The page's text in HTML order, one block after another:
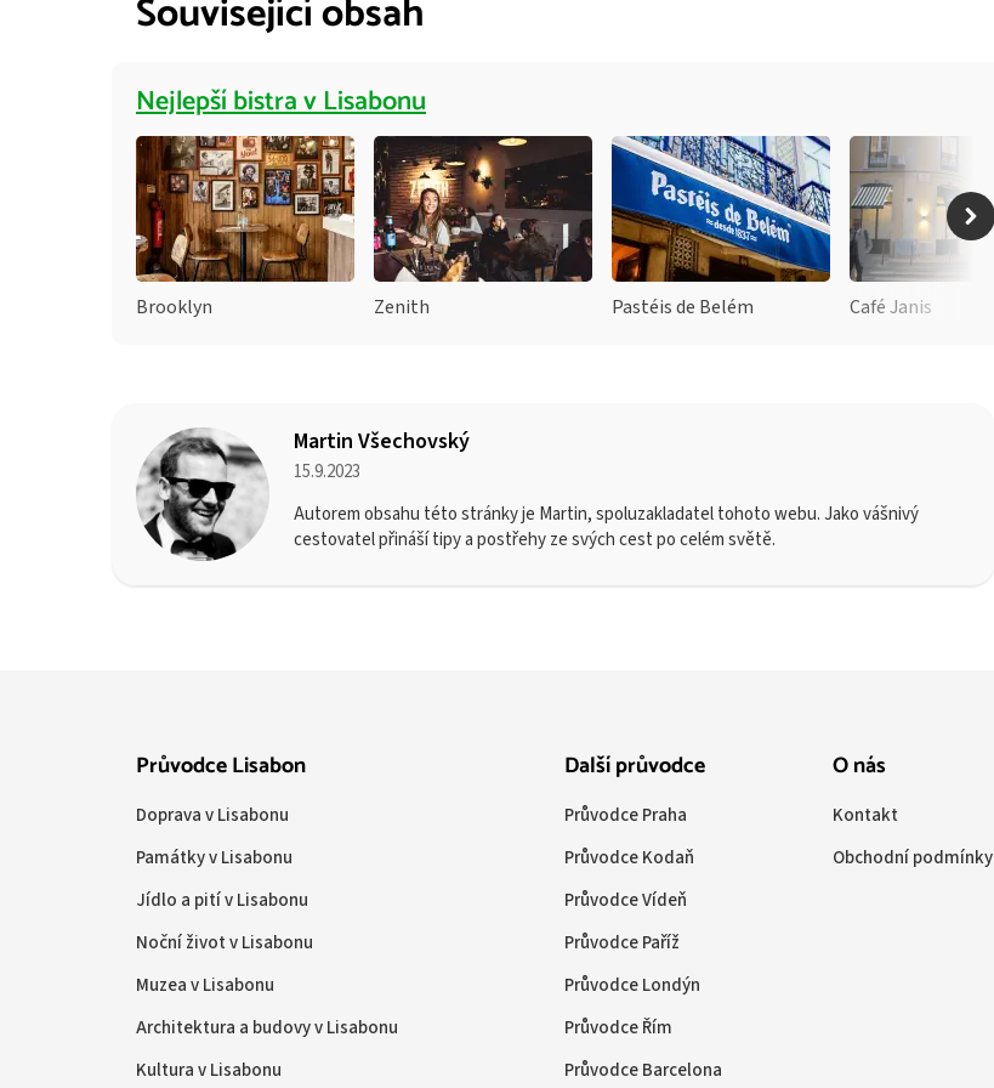
Související obsah
Nejlepší bistra v Lisabonu
Brooklyn Zenith Pastéis de Belém Café Janis
Martin Všechovský
15.9.2023
Autorem obsahu této stránky je Martin, spoluzakladatel tohoto webu. Jako vášnivý
cestovatel přináší tipy a postřehy ze svých cest po celém světě.
Průvodce Lisabon
Doprava v Lisabonu
Památky v Lisabonu
Jídlo a pití v Lisabonu
Noční život v Lisabonu
Muzea v Lisabonu
Architektura a budovy v Lisabonu
Kultura v Lisabonu
Další průvodce
Průvodce Praha
Průvodce Kodaň
Průvodce Vídeň
Průvodce Paříž
Průvodce Londýn
Průvodce Řím
Průvodce Barcelona
O nás
Kontakt
Obchodní podmínky